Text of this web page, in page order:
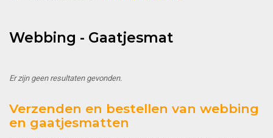
Webbing - Gaatjesmat
Er zijn geen resultaten gevonden.
Verzenden en bestellen van webbing
en gaatjesmatten